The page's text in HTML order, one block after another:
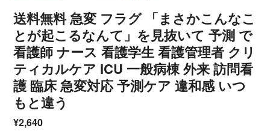
送料無料 急変 フラグ 「まさかこんなこ
とが起こるなんて」を見抜いて 予測 で
看護師 ナース 看護学生 看護管理者 クリ
ティカルケア ICU 一般病棟 外来 訪問看
護 臨床 急変対応 予測ケア 違和感 いつ
もと違う
¥2,640